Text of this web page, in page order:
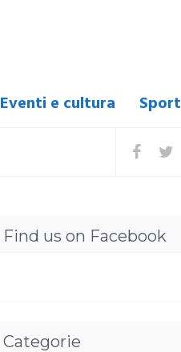
Eventi e cultura Sport
Find us on Facebook
Categorie